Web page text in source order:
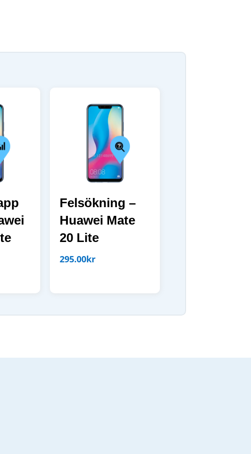
Felsökning –
Huawei Mate
20 Lite
295.00kr